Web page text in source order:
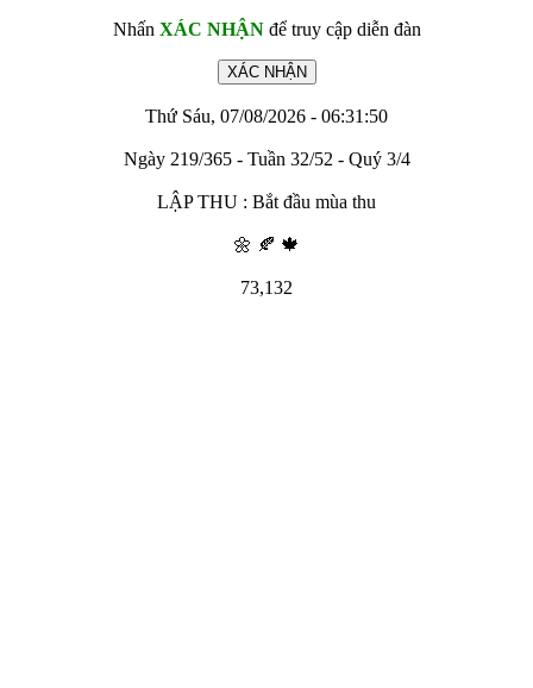
Nhấn XÁC NHẬNđể truy cập diễn đàn
Thứ Sáu, 07/08/2026 - 06:31:50
Ngày 219/365 - Tuần 32/52 - Quý 3/4
LẬP THU : Bắt đầu mùa thu
🌼 🍂 🍁
73,132